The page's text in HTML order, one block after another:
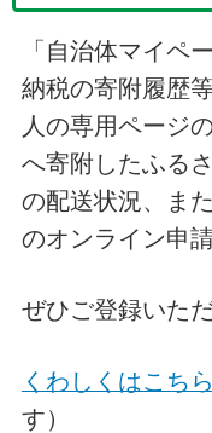
「自治体マイペ
納税の寄附履歴
人の専用ページ
へ寄附したふる
の配送状況、ま
のオンライン申
ぜひご登録いた
くわしくはこちら
す）